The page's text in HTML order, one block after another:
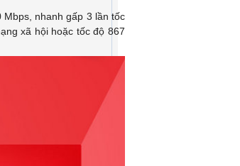
Mbps, nhanh gấp 3 lần tốc
xã hội hoặc tốc độ 867